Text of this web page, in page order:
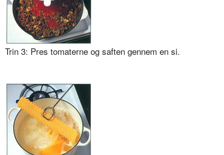
Trin 3: Pres tomaterne og saften gennem en si.